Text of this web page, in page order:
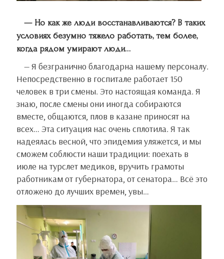
— Но как же люди восстанавливаются? В таких
условиях безумно тяжело работать, тем более,
когда рядом умирают люди…
— Я безгранично благодарна нашему персоналу.
Непосредственно в госпитале работает 150
человек в три смены. Это настоящая команда. Я
знаю, после смены они иногда собираются
вместе, общаются, плов в казане приносят на
всех… Эта ситуация нас очень сплотила. Я так
надеялась весной, что эпидемия уляжется, и мы
сможем соблюсти наши традиции: поехать в
июле на турслет медиков, вручить грамоты
работникам от губернатора, от сенатора… Всё это
отложено до лучших времен, увы…